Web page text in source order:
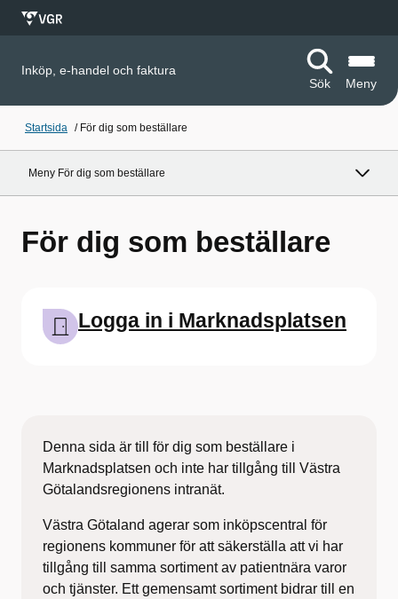
Inköp, e-handel och faktura
Sök
Meny
Startsida / För dig som beställare
Meny För dig som beställare
För dig som beställare
Logga in i Marknadsplatsen
Denna sida är till för dig som beställare i
Marknadsplatsen och inte har tillgång till Västra
Götalandsregionens intranät.
Västra Götaland agerar som inköpscentral för
regionens kommuner för att säkerställa att vi har
tillgång till samma sortiment av patientnära varor
och tjänster. Ett gemensamt sortiment bidrar till en